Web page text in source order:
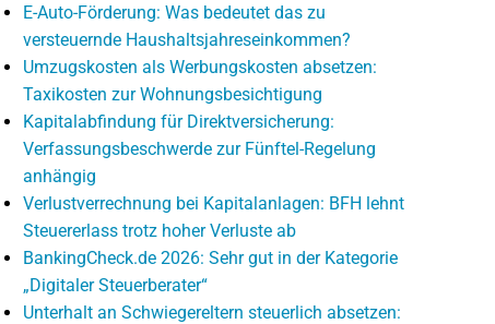
E-Auto-Förderung: Was bedeutet das zu
versteuernde Haushaltsjahreseinkommen?
Umzugskosten als Werbungskosten absetzen:
Taxikosten zur Wohnungsbesichtigung
Kapitalabfindung für Direktversicherung:
Verfassungsbeschwerde zur Fünftel-Regelung
anhängig
Verlustverrechnung bei Kapitalanlagen: BFH lehnt
Steuererlass trotz hoher Verluste ab
BankingCheck.de 2026: Sehr gut in der Kategorie
„Digitaler Steuerberater“
Unterhalt an Schwiegereltern steuerlich absetzen: